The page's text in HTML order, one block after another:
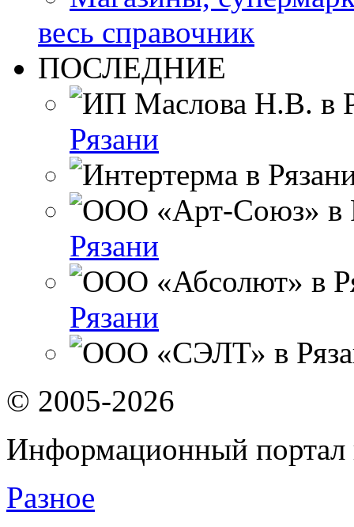
весь справочник
ПОСЛЕДНИЕ
Рязани
Рязани
Рязани
© 2005-2026
Информационный портал
Разное